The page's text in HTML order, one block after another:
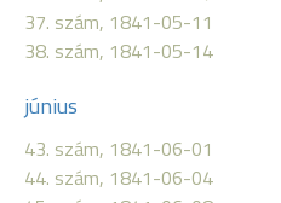
37. szám, 1841-05-11
38. szám, 1841-05-14
június
43. szám, 1841-06-01
44. szám, 1841-06-04